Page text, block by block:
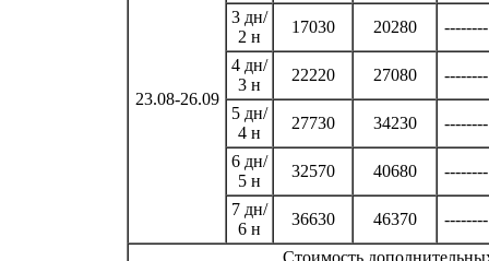
23.08-26.09
3 дн/
2 н
17030 20280 --------
4 дн/
3 н
22220 27080 --------
5 дн/
4 н
27730 34230 --------
6 дн/
5 н
32570 40680 --------
7 дн/
6 н
36630 46370 --------